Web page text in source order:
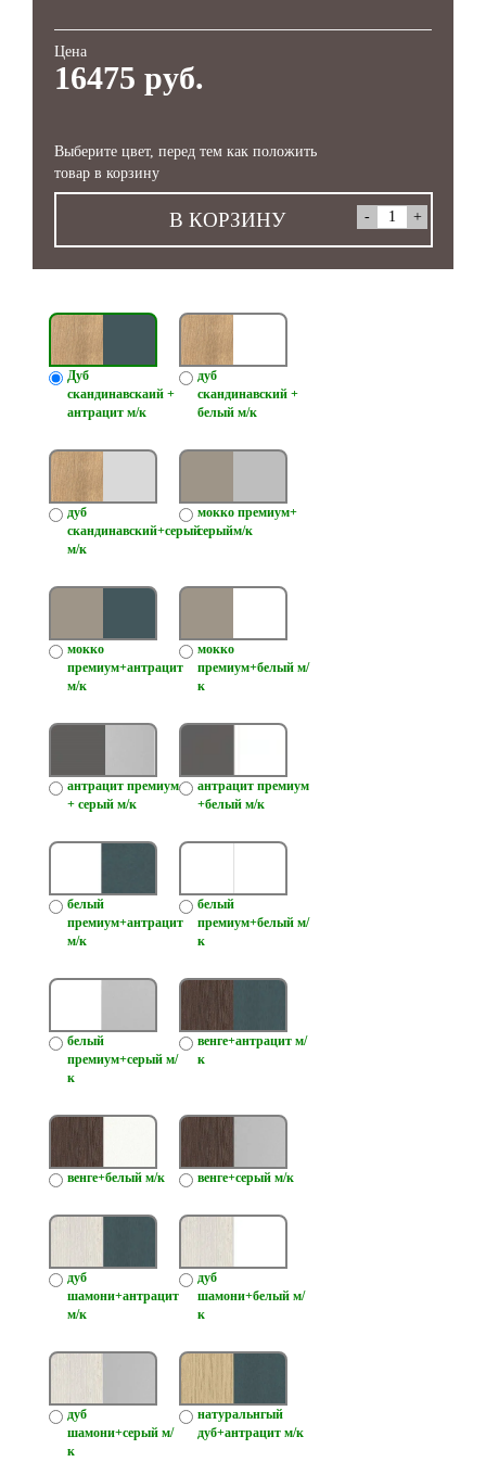
Цена
16475 руб.
Выберите цвет, перед тем как положить
товар в корзину
В КОРЗИНУ
Дуб
скандинавскаий +
антрацит м/к
дуб
скандинавский +
белый м/к
дуб
скандинавский+серый
м/к
мокко премиум+
серыйм/к
мокко
премиум+антрацит
м/к
мокко
премиум+белый м/
к
антрацит премиум
+ серый м/к
антрацит премиум
+белый м/к
белый
премиум+антрацит
м/к
белый
премиум+белый м/
к
белый
премиум+серый м/
к
венге+антрацит м/
к
венге+белый м/к венге+серый м/к
дуб
шамони+антрацит
м/к
дуб
шамони+белый м/
к
дуб
шамони+серый м/
к
натуральнгый
дуб+антрацит м/к